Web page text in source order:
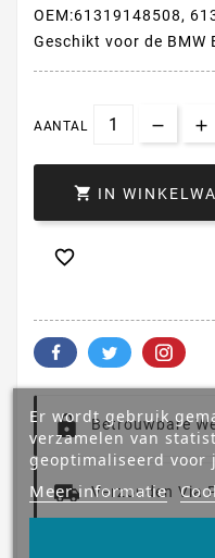
OEM:61319148508,
Geschikt voor de BMW
AANTAL
 IN

Betrouwbare
Verzonden Via
Er wordt gebruik
verzamelen van
geoptimaliseerd voor
Meer informatie